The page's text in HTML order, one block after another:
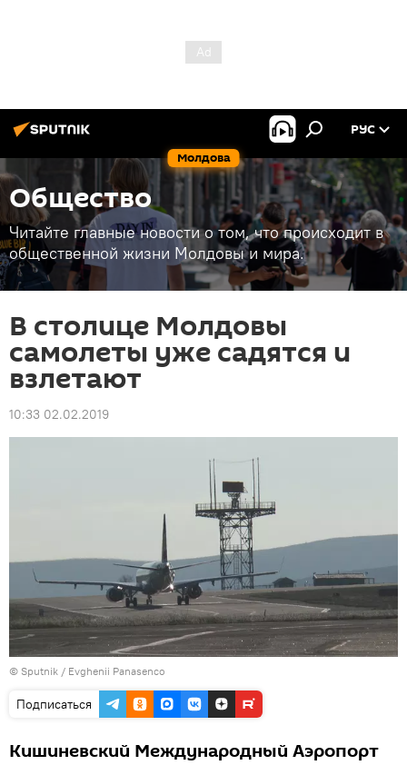
Молдова
РУС
Общество
Читайте главные новости о том, что происходит в
общественной жизни Молдовы и мира.
В столице Молдовы
самолеты уже садятся и
взлетают
10:33 02.02.2019
© Sputnik / Evghenii Panasenco
Подписаться
Кишиневский Международный Аэропорт